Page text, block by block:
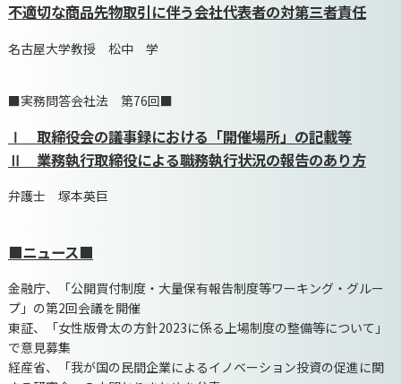
不適切な商品先物取引に伴う会社代表者の対第三者責任
名古屋大学教授 松中 学
■実務問答会社法 第76回■
Ⅰ 取締役会の議事録における「開催場所」の記載等
Ⅱ 業務執行取締役による職務執行状況の報告のあり方
弁護士 塚本英巨
■ニュース■
金融庁、「公開買付制度・大量保有報告制度等ワーキング・グルー
プ」の第2回会議を開催
東証、「女性版骨太の方針2023に係る上場制度の整備等について」
で意見募集
経産省、「我が国の民間企業によるイノベーション投資の促進に関